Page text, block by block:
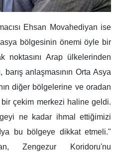
Ehsan Movahediyan ise
bölgesinin önemi öyle bir
noktasını Arap ülkelerinden
anlaşmasının Orta Asya
diğer bölgelerine ve oradan
bir çekim merkezi haline geldi.
ne kadar ihmal ettiğimizi
bu bölgeye dikkat etmeli."
Zengezur Koridoru'nu